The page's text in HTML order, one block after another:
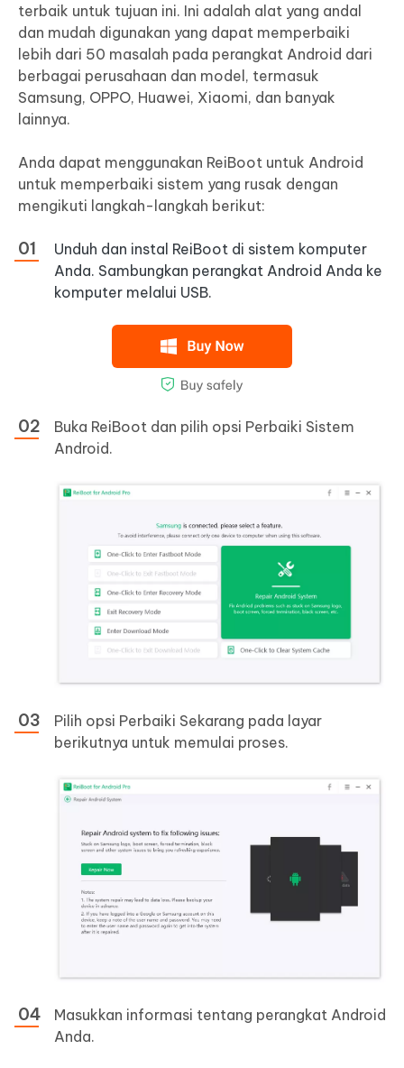
terbaik untuk tujuan ini. Ini adalah alat yang andal
dan mudah digunakan yang dapat memperbaiki
lebih dari 50 masalah pada perangkat Android dari
berbagai perusahaan dan model, termasuk
Samsung, OPPO, Huawei, Xiaomi, dan banyak
lainnya.
Anda dapat menggunakan ReiBoot untuk Android
untuk memperbaiki sistem yang rusak dengan
mengikuti langkah-langkah berikut:
Unduh dan instal ReiBoot di sistem komputer
Anda. Sambungkan perangkat Android Anda ke
komputer melalui USB.
Buka ReiBoot dan pilih opsi Perbaiki Sistem
Android.
Pilih opsi Perbaiki Sekarang pada layar
berikutnya untuk memulai proses.
Masukkan informasi tentang perangkat Android
Anda.